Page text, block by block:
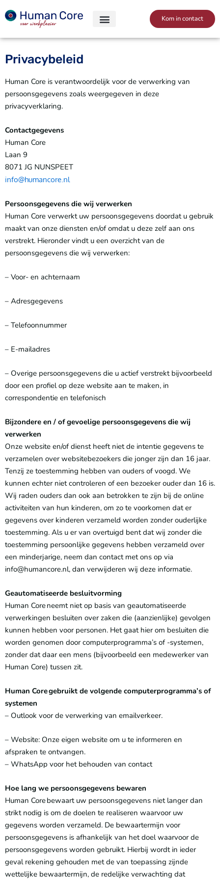
to
Kom in contact
Privacybeleid
Human Core is verantwoordelijk voor de verwerking van
persoonsgegevens zoals weergegeven in deze
privacyverklaring.
Contactgegevens
Human Core
Laan 9
8071 JG NUNSPEET
info@humancore.nl
Persoonsgegevens die wij verwerken
Human Core verwerkt uw persoonsgegevens doordat u gebruik
maakt van onze diensten en/of omdat u deze zelf aan ons
verstrekt. Hieronder vindt u een overzicht van de
persoonsgegevens die wij verwerken:
– Voor- en achternaam
– Adresgegevens
– Telefoonnummer
– E-mailadres
– Overige persoonsgegevens die u actief verstrekt bijvoorbeeld
door een profiel op deze website aan te maken, in
correspondentie en telefonisch
Bijzondere en / of gevoelige persoonsgegevens die wij
verwerken
Onze website en/of dienst heeft niet de intentie gegevens te
verzamelen over websitebezoekers die jonger zijn dan 16 jaar.
Tenzij ze toestemming hebben van ouders of voogd. We
kunnen echter niet controleren of een bezoeker ouder dan 16 is.
Wij raden ouders dan ook aan betrokken te zijn bij de online
activiteiten van hun kinderen, om zo te voorkomen dat er
gegevens over kinderen verzameld worden zonder ouderlijke
toestemming. Als u er van overtuigd bent dat wij zonder die
toestemming persoonlijke gegevens hebben verzameld over
een minderjarige, neem dan contact met ons op via
info@humancore.nl, dan verwijderen wij deze informatie.
Geautomatiseerde besluitvorming
Human Core neemt niet op basis van geautomatiseerde
verwerkingen besluiten over zaken die (aanzienlijke) gevolgen
kunnen hebben voor personen. Het gaat hier om besluiten die
worden genomen door computerprogramma’s of -systemen,
zonder dat daar een mens (bijvoorbeeld een medewerker van
Human Core) tussen zit.
Human Core gebruikt de volgende computerprogramma’s of
systemen
– Outlook voor de verwerking van emailverkeer.
– Website: Onze eigen website om u te informeren en
afspraken te ontvangen.
– WhatsApp voor het behouden van contact
Hoe lang we persoonsgegevens bewaren
Human Core bewaart uw persoonsgegevens niet langer dan
strikt nodig is om de doelen te realiseren waarvoor uw
gegevens worden verzameld. De bewaartermijn voor
persoonsgegevens is afhankelijk van het doel waarvoor de
persoonsgegevens worden gebruikt. Hierbij wordt in ieder
geval rekening gehouden met de van toepassing zijnde
wettelijke bewaartermijn, de redelijke verwachting dat